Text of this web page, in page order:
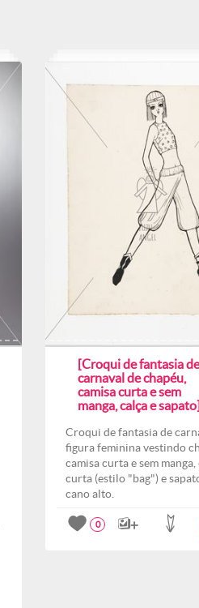
[Croqui de fantasia de
carnaval de chapéu,
camisa curta e sem
manga, calça e
Croqui de fantasia de
figura feminina vestindo
camisa curta e sem manga,
curta (estilo "bag") e
cano alto.
0